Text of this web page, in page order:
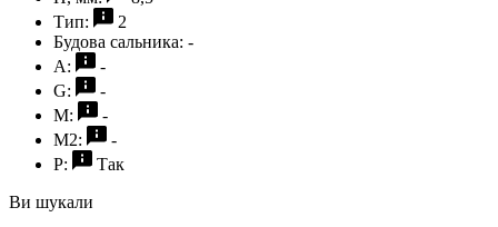
Тип:
2
Будова сальника: -
A:
-
G:
-
M:
-
M2:
-
P:
Так
Ви шукали